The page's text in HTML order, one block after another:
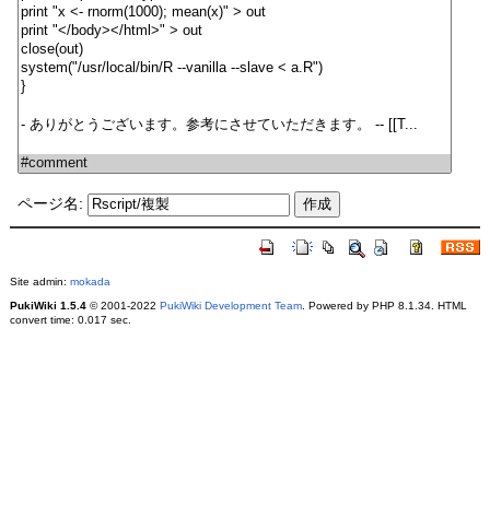
ページ名:
Site admin: mokada
PukiWiki 1.5.4© 2001-2022 PukiWiki Development Team. Powered by PHP 8.1.34. HTML
convert time: 0.017 sec.